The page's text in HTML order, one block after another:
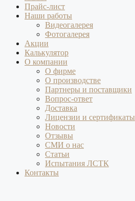
Прайс-лист
Наши работы
Видеогалерея
Фотогалерея
Акции
Калькулятор
О компании
О фирме
О производстве
Партнеры и поставщики
Вопрос-ответ
Доставка
Лицензии и сертификаты
Новости
Отзывы
СМИ о нас
Статьи
Испытания ЛСТК
Контакты